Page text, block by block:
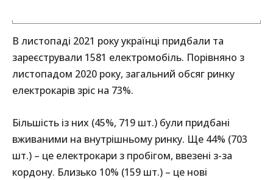
В листопаді 2021 року українці придбали та
зареєстрували 1581 електромобіль. Порівняно з
листопадом 2020 року, загальний обсяг ринку
електрокарів зріс на 73%.
Більшість із них (45%, 719 шт.) були придбані
вживаними на внутрішньому ринку. Ще 44% (703
шт.) – це електрокари з пробігом, ввезені з-за
кордону. Близько 10% (159 шт.) – це нові